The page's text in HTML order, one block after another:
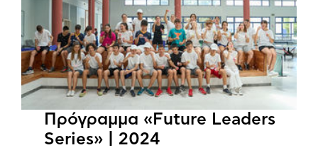
Πρόγραμμα «Future Leaders
Series» | 2024